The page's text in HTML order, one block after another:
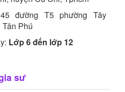
45 đường T5 phường Tây
Phú
Lớp 6 đến lớp 12
sư